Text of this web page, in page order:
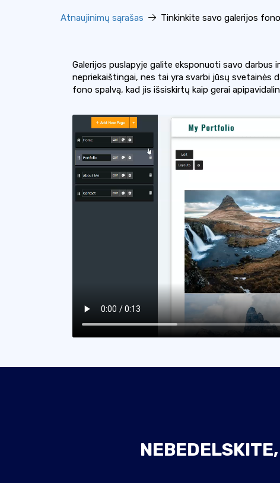
Atnaujinimų sąrašas Tinkinkite savo galerijos
Galerijos puslapyje galite eksponuoti savo
nepriekaištingai, nes tai yra svarbi jūsų svetainės
fono spalvą, kad jis išsiskirtų kaip gerai